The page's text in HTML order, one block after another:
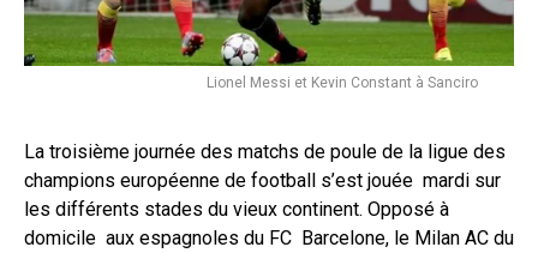
Lionel Messi et Kevin Constant à Sanciro
La troisième journée des matchs de poule de la ligue des
champions européenne de football s’est jouée mardi sur
les différents stades du vieux continent. Opposé à
domicile aux espagnoles du FC Barcelone, le Milan AC du